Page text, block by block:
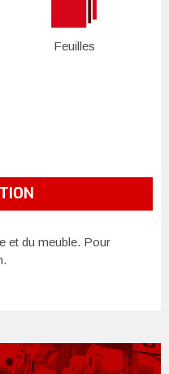
Feuilles
et du meuble. Pour